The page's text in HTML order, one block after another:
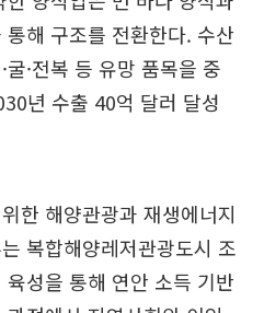
해 구조를 전환한다. 수산
굴·전복 등 유망 품목을 중
년 수출 40억 달러 달성
한 해양관광과 재생에너지
복합해양레저관광도시 조
성을 통해 연안 소득 기반